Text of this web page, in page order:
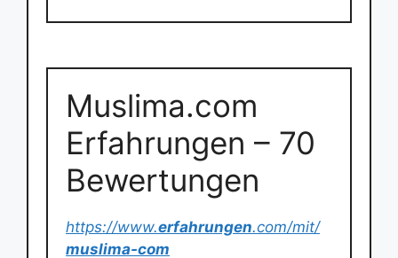
Muslima.com
Erfahrungen – 70
Bewertungen
https://www.erfahrungen.com/mit/
muslima-com